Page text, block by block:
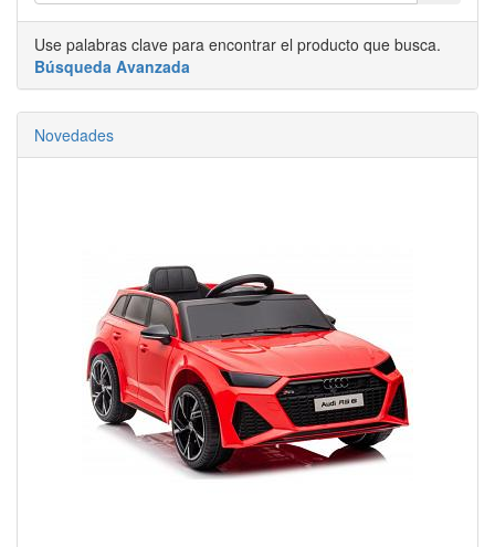
Use palabras clave para encontrar el producto que busca.
Búsqueda Avanzada
Novedades